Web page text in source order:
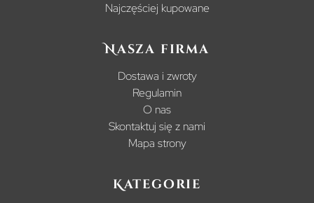
Najczęściej kupowane
Nasza firma
Dostawa i zwroty
Regulamin
O nas
Skontaktuj się z nami
Mapa strony
Kategorie